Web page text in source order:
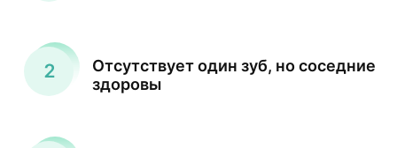
Отсутствует один зуб, но соседние
здоровы